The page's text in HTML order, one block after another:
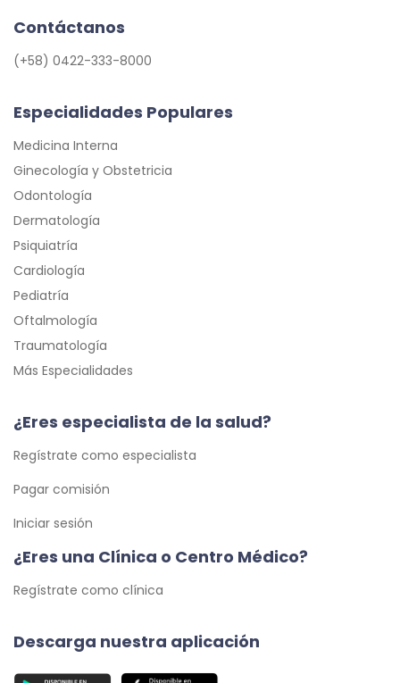
Contáctanos
(+58) 0422-333-8000
Especialidades Populares
Medicina Interna
Ginecología y Obstetricia
Odontología
Dermatología
Psiquiatría
Cardiología
Pediatría
Oftalmología
Traumatología
Más Especialidades
¿Eres especialista de la salud?
Regístrate como especialista
Pagar comisión
Iniciar sesión
¿Eres una Clínica o Centro Médico?
Regístrate como clínica
Descarga nuestra aplicación